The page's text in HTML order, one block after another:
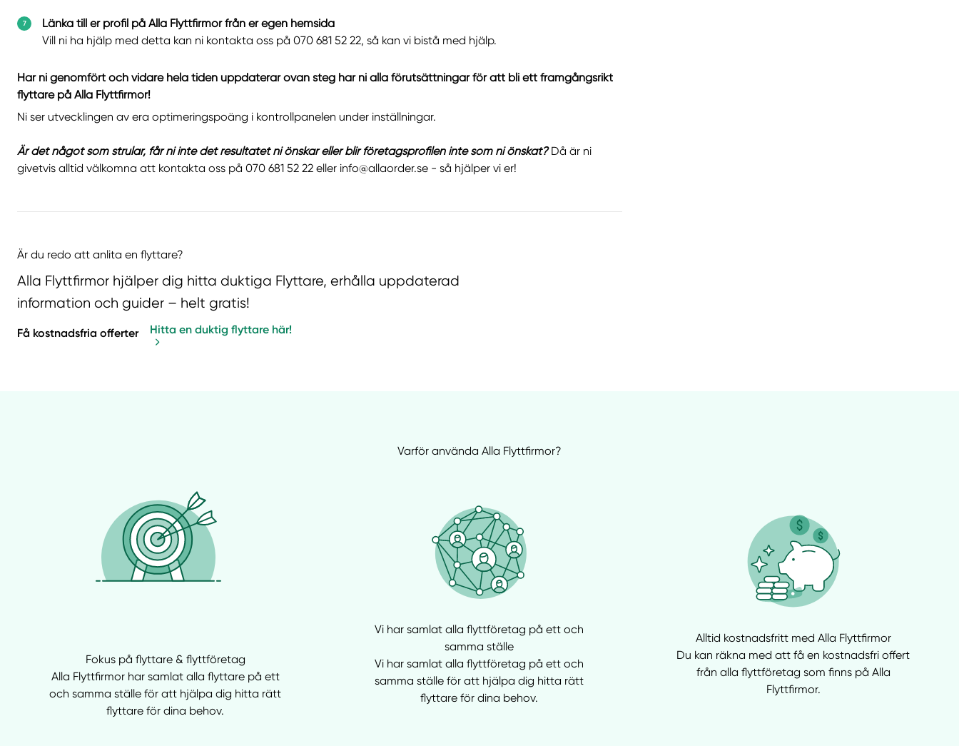
Länka till er profil på Alla Flyttfirmor från er egen hemsida
Vill ni ha hjälp med detta kan ni kontakta oss på 070 681 52 22, så kan vi bistå med hjälp.
Har ni genomfört och vidare hela tiden uppdaterar ovan steg har ni alla förutsättningar för att bli ett framgångsrikt
flyttare på Alla Flyttfirmor!
Ni ser utvecklingen av era optimeringspoäng i kontrollpanelen under inställningar.
Är det något som strular, får ni inte det resultatet ni önskar eller blir företagsprofilen inte som ni önskat?Då är ni
givetvis alltid välkomna att kontakta oss på 070 681 52 22 eller info@allaorder.se - så hjälper vi er!
Är du redo att anlita en flyttare?
Alla Flyttfirmor hjälper dig hitta duktiga Flyttare, erhålla uppdaterad
information och guider – helt gratis!
Få kostnadsfria offerter Hitta en duktig flyttare här!
Varför använda Alla Flyttfirmor?
Fokus på flyttare & flyttföretag
Alla Flyttfirmor har samlat alla flyttare på ett
och samma ställe för att hjälpa dig hitta rätt
flyttare för dina behov.
Vi har samlat alla flyttföretag på ett och
samma ställe
Vi har samlat alla flyttföretag på ett och
samma ställe för att hjälpa dig hitta rätt
flyttare för dina behov.
Alltid kostnadsfritt med Alla Flyttfirmor
Du kan räkna med att få en kostnadsfri offert
från alla flyttföretag som finns på Alla
Flyttfirmor.